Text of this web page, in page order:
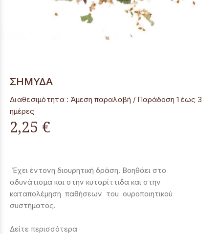
ΣΗΜΥΔΑ
Διαθεσιμότητα : Άμεση παραλαβή / Παράδoση 1 έως 3
ημέρες
2,25 €
Έχει έντονη διουρητική δράση. Βοηθάει στο
αδυνάτισμα και στην κυταρίττιδα και στην
καταπολέμηση παθήσεων του ουροποιητικού
συστήματος.
Δείτε περισσότερα